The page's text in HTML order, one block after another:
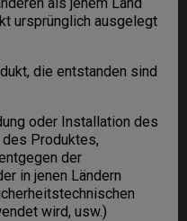
ursprünglich ausgelegt
die entstanden sind
oder Installation des
Produktes,
der
in jenen Ländern
wird, usw.)